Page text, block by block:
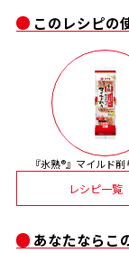
楽チン屋®
割烹白だしレ
だし巻き卵特集
かつおだしが
このレシピの
『氷熟®』マイルド
レシピ一覧
あなたならこ